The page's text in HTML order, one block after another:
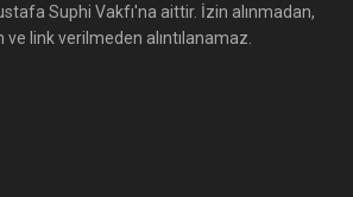
Suphi Vakfı'na aittir. İzin alınmadan,
link verilmeden alıntılanamaz.